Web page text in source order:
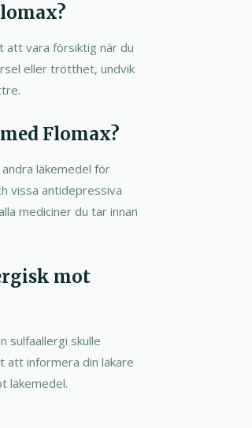
att vara försiktig när du
eller trötthet, undvik
Flomax?
läkemedel för
vissa antidepressiva
mediciner du tar innan
mot
sulfaallergi skulle
att informera din läkare
läkemedel.